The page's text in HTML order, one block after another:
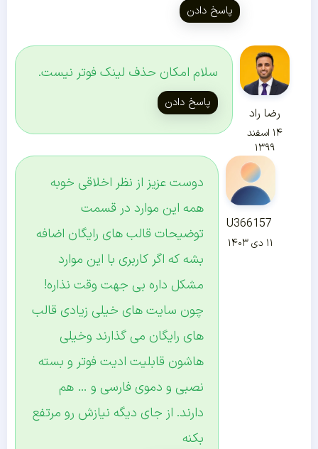
پاسخ دادن
رضا راد
۱۴ اسفند
۱۳۹۹
سلام امکان حذف لینک فوتر نیست.
پاسخ دادن
U366157
۱۱ دی ۱۴۰۳
دوست عزیز از نظر اخلاقی خوبه
همه این موارد در قسمت
توضیحات قالب های رایگان اضافه
بشه که اگر کاربری با این موارد
مشکل داره بی جهت وقت نذاره!
چون سایت های خیلی زیادی قالب
های رایگان می گذارند وخیلی
هاشون قابلیت ادیت فوتر و بسته
نصبی و دموی فارسی و … هم
دارند. از جای دیگه نیازش رو مرتفع
بکنه